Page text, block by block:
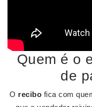
Quem é o
de
O recibo fica com